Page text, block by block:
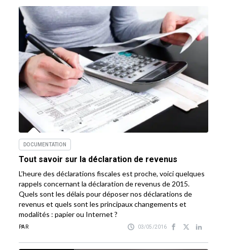
DOCUMENTATION
Tout savoir sur la déclaration de revenus
L’heure des déclarations fiscales est proche, voici quelques
rappels concernant la déclaration de revenus de 2015.
Quels sont les délais pour déposer nos déclarations de
revenus et quels sont les principaux changements et
modalités : papier ou Internet ?
PAR 03/05/2016